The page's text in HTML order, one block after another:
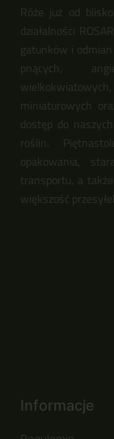
Róże już od
działalności
gatunków i
pnących,
miniaturowych
dostęp do
roślin.
opakowania,
transportu, a
większość
Informacje